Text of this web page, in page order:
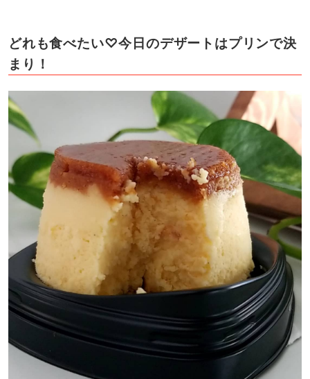
どれも食べたい♡今日のデザートはプリンで決
まり！